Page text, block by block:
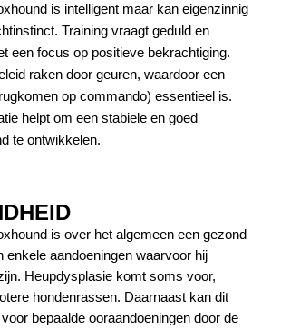
is intelligent maar kan eigenzinnig
Training vraagt geduld en
een focus op positieve bekrachtiging.
raken door geuren, waardoor een
op commando) essentieel is.
helpt om een stabiele en goed
te ontwikkelen.
is over het algemeen een gezond
enkele aandoeningen waarvoor hij
Heupdysplasie komt soms voor,
hondenrassen. Daarnaast kan dit
bepaalde ooraandoeningen door de